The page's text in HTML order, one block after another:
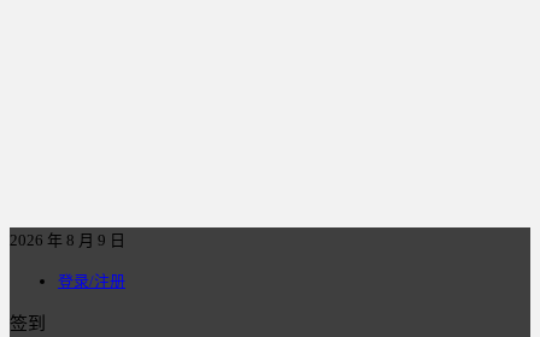
2026 年 8 月 9 日
登录/注册
签到